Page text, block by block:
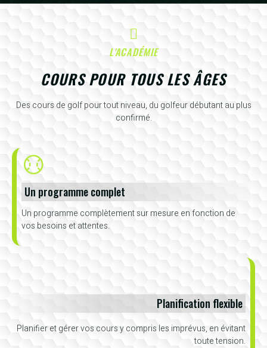
L'ACADÉMIE
COURS POUR TOUS LES ÂGES
Des cours de golf pour tout niveau, du golfeur débutant au plus
confirmé.
Un programme complet
Un programme complètement sur mesure en fonction de
vos besoins et attentes.
Planification flexible
Planifier et gérer vos cours y compris les imprévus, en évitant
toute tension.